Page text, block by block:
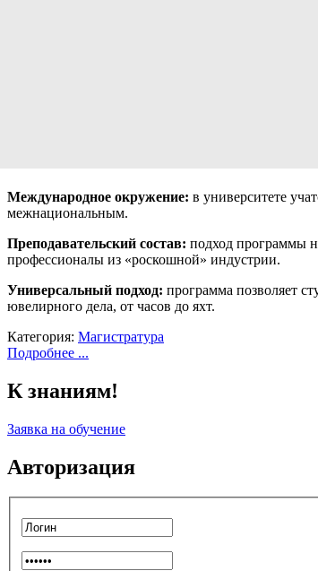
Международное окружение: в университете
межнациональным.
Преподавательский состав: подход программы
профессионалы из «роскошной» индустрии.
Универсальный подход: программа позволяет
ювелирного дела, от часов до яхт.
Категория: Магистратура
Подробнее ...
К знаниям!
Заявка на обучение
Авторизация